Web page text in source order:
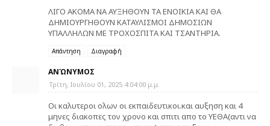
ΛΙΓΟ ΑΚΟΜΑ ΝΑ ΑΥΞΗΘΟΥΝ ΤΑ ΕΝΟΙΚΙΑ ΚΑΙ ΘΑ
ΔΗΜΙΟΥΡΓΗΘΟΥΝ ΚΑΤΑΥΛΙΣΜΟΙ ΔΗΜΟΣΙΩΝ
ΥΠΑΛΛΗΛΩΝ ΜΕ ΤΡΟΧΟΣΠΙΤΑ ΚΑΙ ΤΣΑΝΤΗΡΙΑ.
Απάντηση Διαγραφή
ΑΝΏΝΥΜΟΣ
Τρίτη, Ιουλίου 01, 2025 4:04:00 μ.μ.
Οι καλυτεροι ολων οι εκπαιδευτικοι.και αυξηση και 4
μηνες διακοπες τον χρονο και σπιτι απο το ΥΕΘΑ(αντι να